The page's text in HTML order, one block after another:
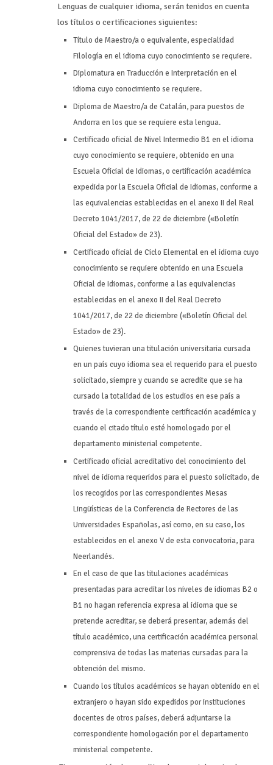
Lenguas de cualquier idioma, serán tenidos en cuenta
los títulos o certificaciones siguientes:
Título de Maestro/a o equivalente, especialidad
Filología en el idioma cuyo conocimiento se requiere.
Diplomatura en Traducción e Interpretación en el
idioma cuyo conocimiento se requiere.
Diploma de Maestro/a de Catalán, para puestos de
Andorra en los que se requiere esta lengua.
Certificado oficial de Nivel Intermedio B1 en el idioma
cuyo conocimiento se requiere, obtenido en una
Escuela Oficial de Idiomas, o certificación académica
expedida por la Escuela Oficial de Idiomas, conforme a
las equivalencias establecidas en el anexo II del Real
Decreto 1041/2017, de 22 de diciembre («Boletín
Oficial del Estado» de 23).
Certificado oficial de Ciclo Elemental en el idioma cuyo
conocimiento se requiere obtenido en una Escuela
Oficial de Idiomas, conforme a las equivalencias
establecidas en el anexo II del Real Decreto
1041/2017, de 22 de diciembre («Boletín Oficial del
Estado» de 23).
Quienes tuvieran una titulación universitaria cursada
en un país cuyo idioma sea el requerido para el puesto
solicitado, siempre y cuando se acredite que se ha
cursado la totalidad de los estudios en ese país a
través de la correspondiente certificación académica y
cuando el citado título esté homologado por el
departamento ministerial competente.
Certificado oficial acreditativo del conocimiento del
nivel de idioma requeridos para el puesto solicitado, de
los recogidos por las correspondientes Mesas
Lingüísticas de la Conferencia de Rectores de las
Universidades Españolas, así como, en su caso, los
establecidos en el anexo V de esta convocatoria, para
Neerlandés.
En el caso de que las titulaciones académicas
presentadas para acreditar los niveles de idiomas B2 o
B1 no hagan referencia expresa al idioma que se
pretende acreditar, se deberá presentar, además del
título académico, una certificación académica personal
comprensiva de todas las materias cursadas para la
obtención del mismo.
Cuando los títulos académicos se hayan obtenido en el
extranjero o hayan sido expedidos por instituciones
docentes de otros países, deberá adjuntarse la
correspondiente homologación por el departamento
ministerial competente.